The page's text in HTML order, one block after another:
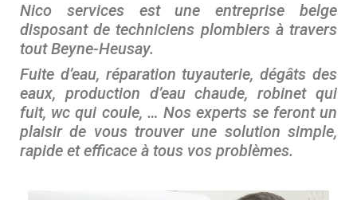
Nico services est une entreprise belge
disposant de techniciens plombiers à travers
tout Beyne-Heusay.
Fuite d’eau, réparation tuyauterie, dégâts des
eaux, production d’eau chaude, robinet qui
fuit, wc qui coule, … Nos experts se feront un
plaisir de vous trouver une solution simple,
rapide et efficace à tous vos problèmes.